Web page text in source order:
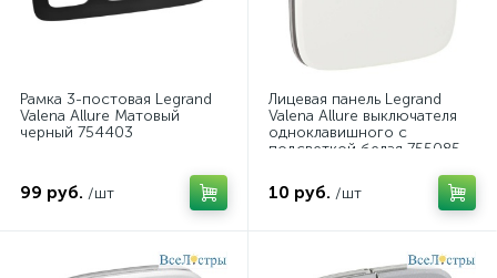
Рамка 3-постовая Legrand
Valena Allure Матовый
черный 754403
99 руб. /шт
Лицевая панель Legrand
Valena Allure выключателя
одноклавишного с
подсветкой белая 755085
10 руб. /шт